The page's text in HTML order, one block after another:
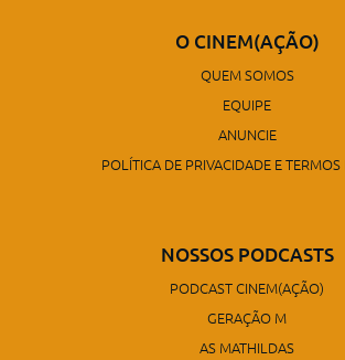
O CINEM(AÇÃO)
QUEM SOMOS
EQUIPE
ANUNCIE
POLÍTICA DE PRIVACIDADE E
NOSSOS PODCASTS
PODCAST CINEM(AÇÃO)
GERAÇÃO M
AS MATHILDAS